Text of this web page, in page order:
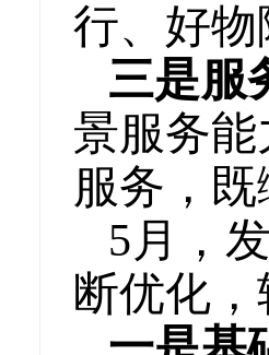
行、好物
三是服
景服务
服务，
5月，
断优化